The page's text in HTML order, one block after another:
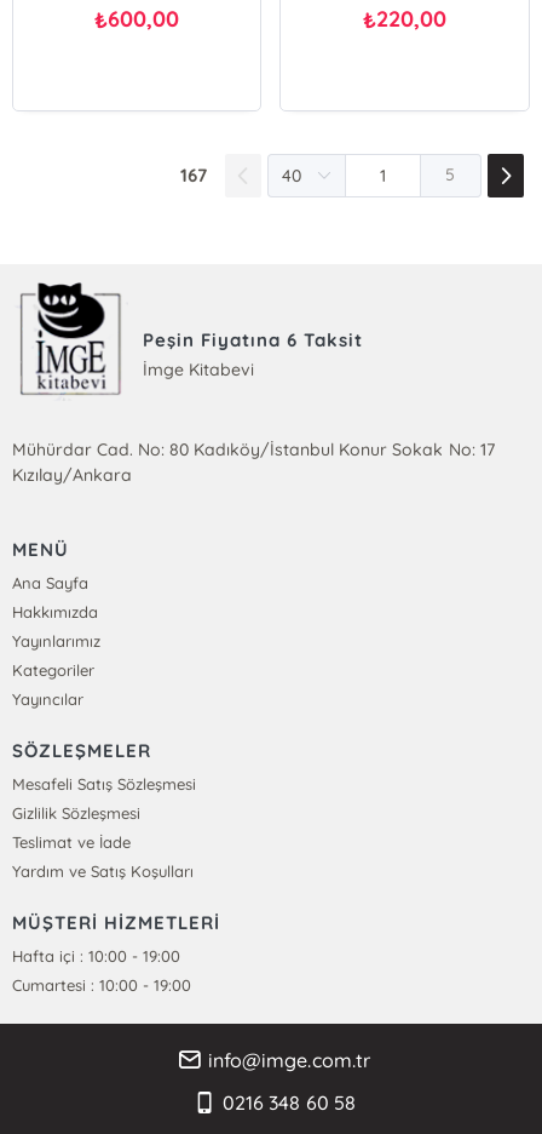
₺600,00 ₺220,00
167 5
Peşin Fiyatına 6 Taksit
İmge Kitabevi
Mühürdar Cad. No: 80 Kadıköy/İstanbul Konur Sokak No: 17
Kızılay/Ankara
MENÜ
Ana Sayfa
Hakkımızda
Yayınlarımız
Kategoriler
Yayıncılar
SÖZLEŞMELER
Mesafeli Satış Sözleşmesi
Gizlilik Sözleşmesi
Teslimat ve İade
Yardım ve Satış Koşulları
MÜŞTERİ HİZMETLERİ
Hafta içi : 10:00 - 19:00
Cumartesi : 10:00 - 19:00
info@imge.com.tr
0216 348 60 58